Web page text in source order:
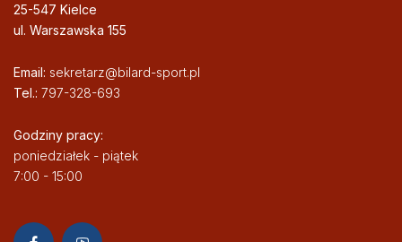
25-547 Kielce
ul. Warszawska 155
Email: sekretarz@bilard-sport.pl
Tel.: 797-328-693
Godziny pracy:
poniedziałek - piątek
7:00 - 15:00